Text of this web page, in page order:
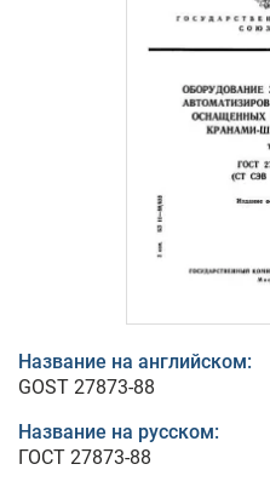
Название на английском:
GOST 27873-88
Название на русском:
ГОСТ 27873-88